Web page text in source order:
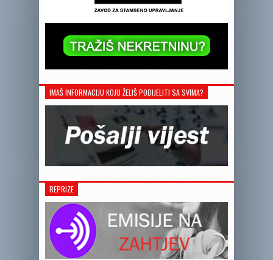
IMAŠ INFORMACIJU KOJU ŽELIŠ PODIJELITI SA SVIMA?
REPRIZE